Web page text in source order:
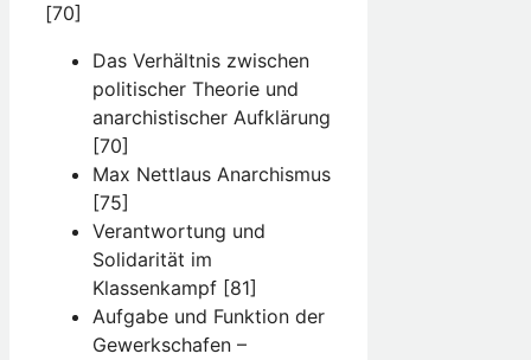
[70]
Das Verhältnis zwischen
politischer Theorie und
anarchistischer Aufklärung
[70]
Max Nettlaus Anarchismus
[75]
Verantwortung und
Solidarität im
Klassenkampf [81]
Aufgabe und Funktion der
Gewerkschafen –